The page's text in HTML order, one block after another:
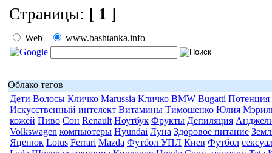
Страницы: [ 1 ]
Web www.bashtanka.info
Облако тегов
Дети Волосы Кличко Marussia Кличко BMW Bugatti Потенция
Искусственный интелект Витамины Тимошенко Юлия
кожей Пиво Сон Renault Ноутбук Фрукты Депиляция
Volkswagen компьютеры Hyundai Луна Здоровое питание
Яценюк Lotus Ferrari Mazda Футбол УПЛ Киев Футбол